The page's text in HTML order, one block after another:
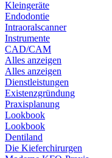
Kleingeräte
Endodontie
Intraoralscanner
Instrumente
CAD/CAM
Alles anzeigen
Alles anzeigen
Dienstleistungen
Existenzgründung
Praxisplanung
Lookbook
Lookbook
Dentiland
Die Kieferchirurgen